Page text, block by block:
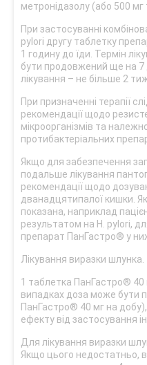
метронідазолу (або 500 мг
При застосуванні
pylorі другу таблетку
1 годину до їди. Термін
бути продовжений ще на 7
лікування – не більше 2
При призначенні терапії
рекомендації щодо
мікроорганізмів та
протибактеріальних
Якщо для забезпечення
подальше лікування
рекомендації щодо
дванадцятипалої кишки.
показана, наприклад
результатом на H. pylori,
препарат ПанГастро® у
Лікування виразки шлунка.
1 таблетка ПанГастро® 40
випадках доза може бути
ПанГастро® 40 мг на
ефекту від застосування
Для лікування виразки
Якщо цього недостатньо,